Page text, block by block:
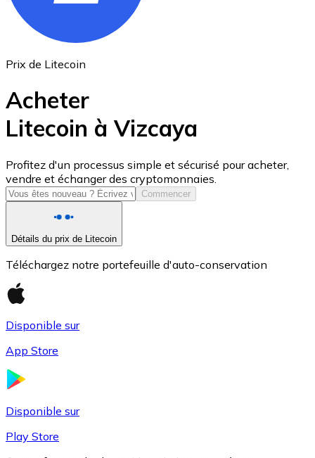
USD Coin
USDC
Prix de Litecoin
Acheter
Litecoin à Vizcaya
Profitez d'un processus simple et sécurisé pour acheter,
vendre et échanger des cryptomonnaies.
Commencer
Détails du prix de Litecoin
Téléchargez notre portefeuille d'auto-conservation
Disponible sur
App Store
Disponible sur
Play Store